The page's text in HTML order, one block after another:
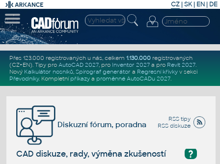
CZ | SK| EN | DE
Přes 123.000 registrovaných u nás, celkem 1.130.000registrovaných
(CZ+EN). Tipy pro AutoCAD 2027, pro Inventor 2027a pro Revit 2027.
Nový Kalkulátor nosníků, Spirograf generátor a Regresní křivkyv sekci
Převodníky. Kompletní příkazya proměnné AutoCADu 2027.
RSS tipy
RSS diskuze
Diskuzní fórum, poradna
?
CAD diskuze, rady, výměna zkušeností